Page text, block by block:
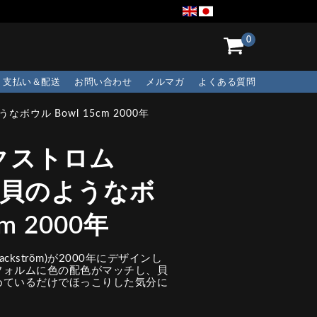
0
よくある質問
メルマガ
お問い合わせ
支払い＆配送
なボウル Bowl 15cm 2000年
ストロム
のようなボ
2000年
が2000年にデザインし
ルムに色の配色がマッチし、貝
いるだけでほっこりした気分に